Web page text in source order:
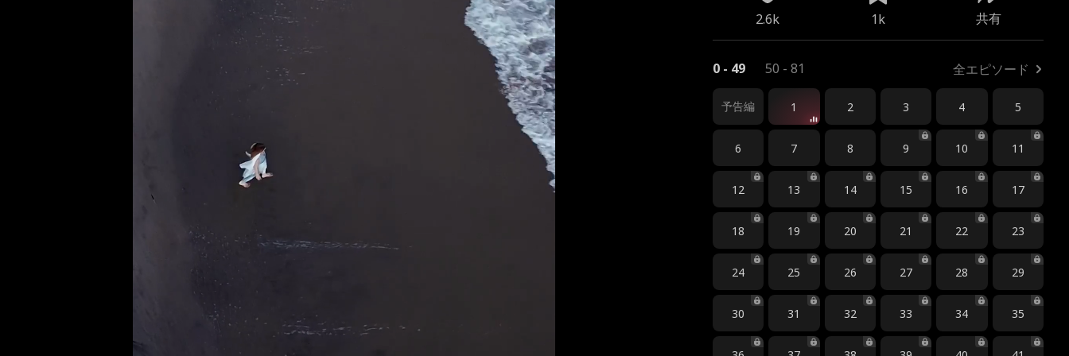
2.6k 1k 共有
0 - 49 50 - 81 全エピソード
予告編 1 2 3 4 5
6 7 8 9 10 11
12 13 14 15 16 17
18 19 20 21 22 23
24 25 26 27 28 29
30 31 32 33 34 35